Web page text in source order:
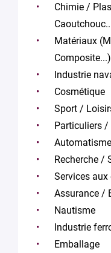
Chimie /
Matériaux
Composite...)
Industrie
Cosmétique
Sport /
Particuliers /
Recherche /
Services aux
Assurance /
Nautisme
Industrie
Emballage